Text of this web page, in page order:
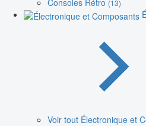
Consoles Rétro (13)
Voir tout Électronique et